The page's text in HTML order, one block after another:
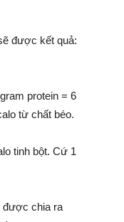
được kết quả:
protein = 6
từ chất béo.
tinh bột. Cứ 1
được chia ra